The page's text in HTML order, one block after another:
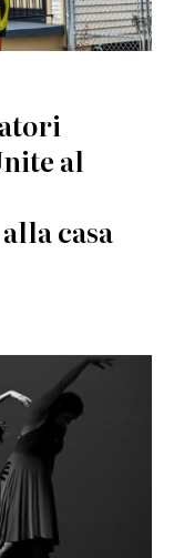
al
casa